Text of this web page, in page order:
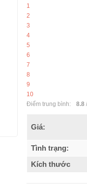
1
2
3
4
5
6
7
8
9
10
Điểm trung bình:
8.8 /
Giá:
Tình trạng:
Kích thước